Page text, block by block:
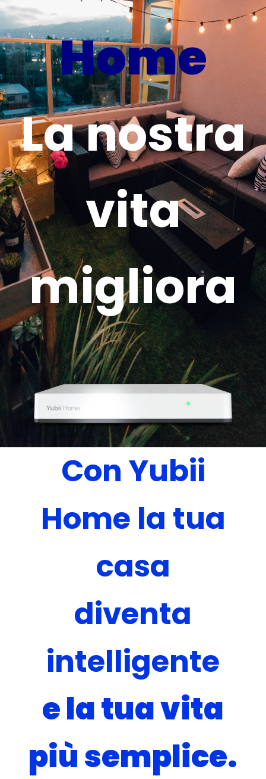
Home
La nostra
vita
migliora
Con Yubii
Home la tua
casa
diventa
intelligente
e la tua vita
più semplice.